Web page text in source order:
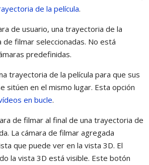
de la película.
de usuario, una trayectoria de la
de filmar seleccionadas. No está
predefinidas.
trayectoria de la película para que sus
sitúen en el mismo lugar. Esta opción
en bucle.
de filmar al final de una trayectoria de
La cámara de filmar agregada
que puede ver en la vista 3D. El
la vista 3D está visible. Este botón